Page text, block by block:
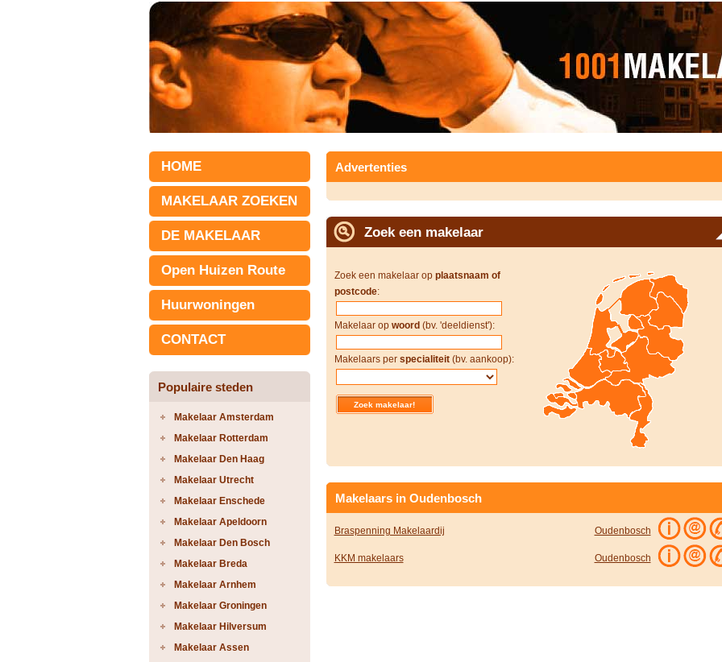
HOME
MAKELAAR ZOEKEN
DE MAKELAAR
Open Huizen Route
Huurwoningen
CONTACT
Populaire steden
Makelaar Amsterdam
Makelaar Rotterdam
Makelaar Den Haag
Makelaar Utrecht
Makelaar Enschede
Makelaar Apeldoorn
Makelaar Den Bosch
Makelaar Breda
Makelaar Arnhem
Makelaar Groningen
Makelaar Hilversum
Makelaar Assen
Advertenties
Zoek een makelaar
Zoek een makelaar op plaatsnaam of
postcode:
Makelaar op woord (bv. 'deeldienst'):
Makelaars per specialiteit(bv. aankoop):
Makelaars in Oudenbosch
Braspenning Makelaardij Oudenbosch
KKM makelaars Oudenbosch